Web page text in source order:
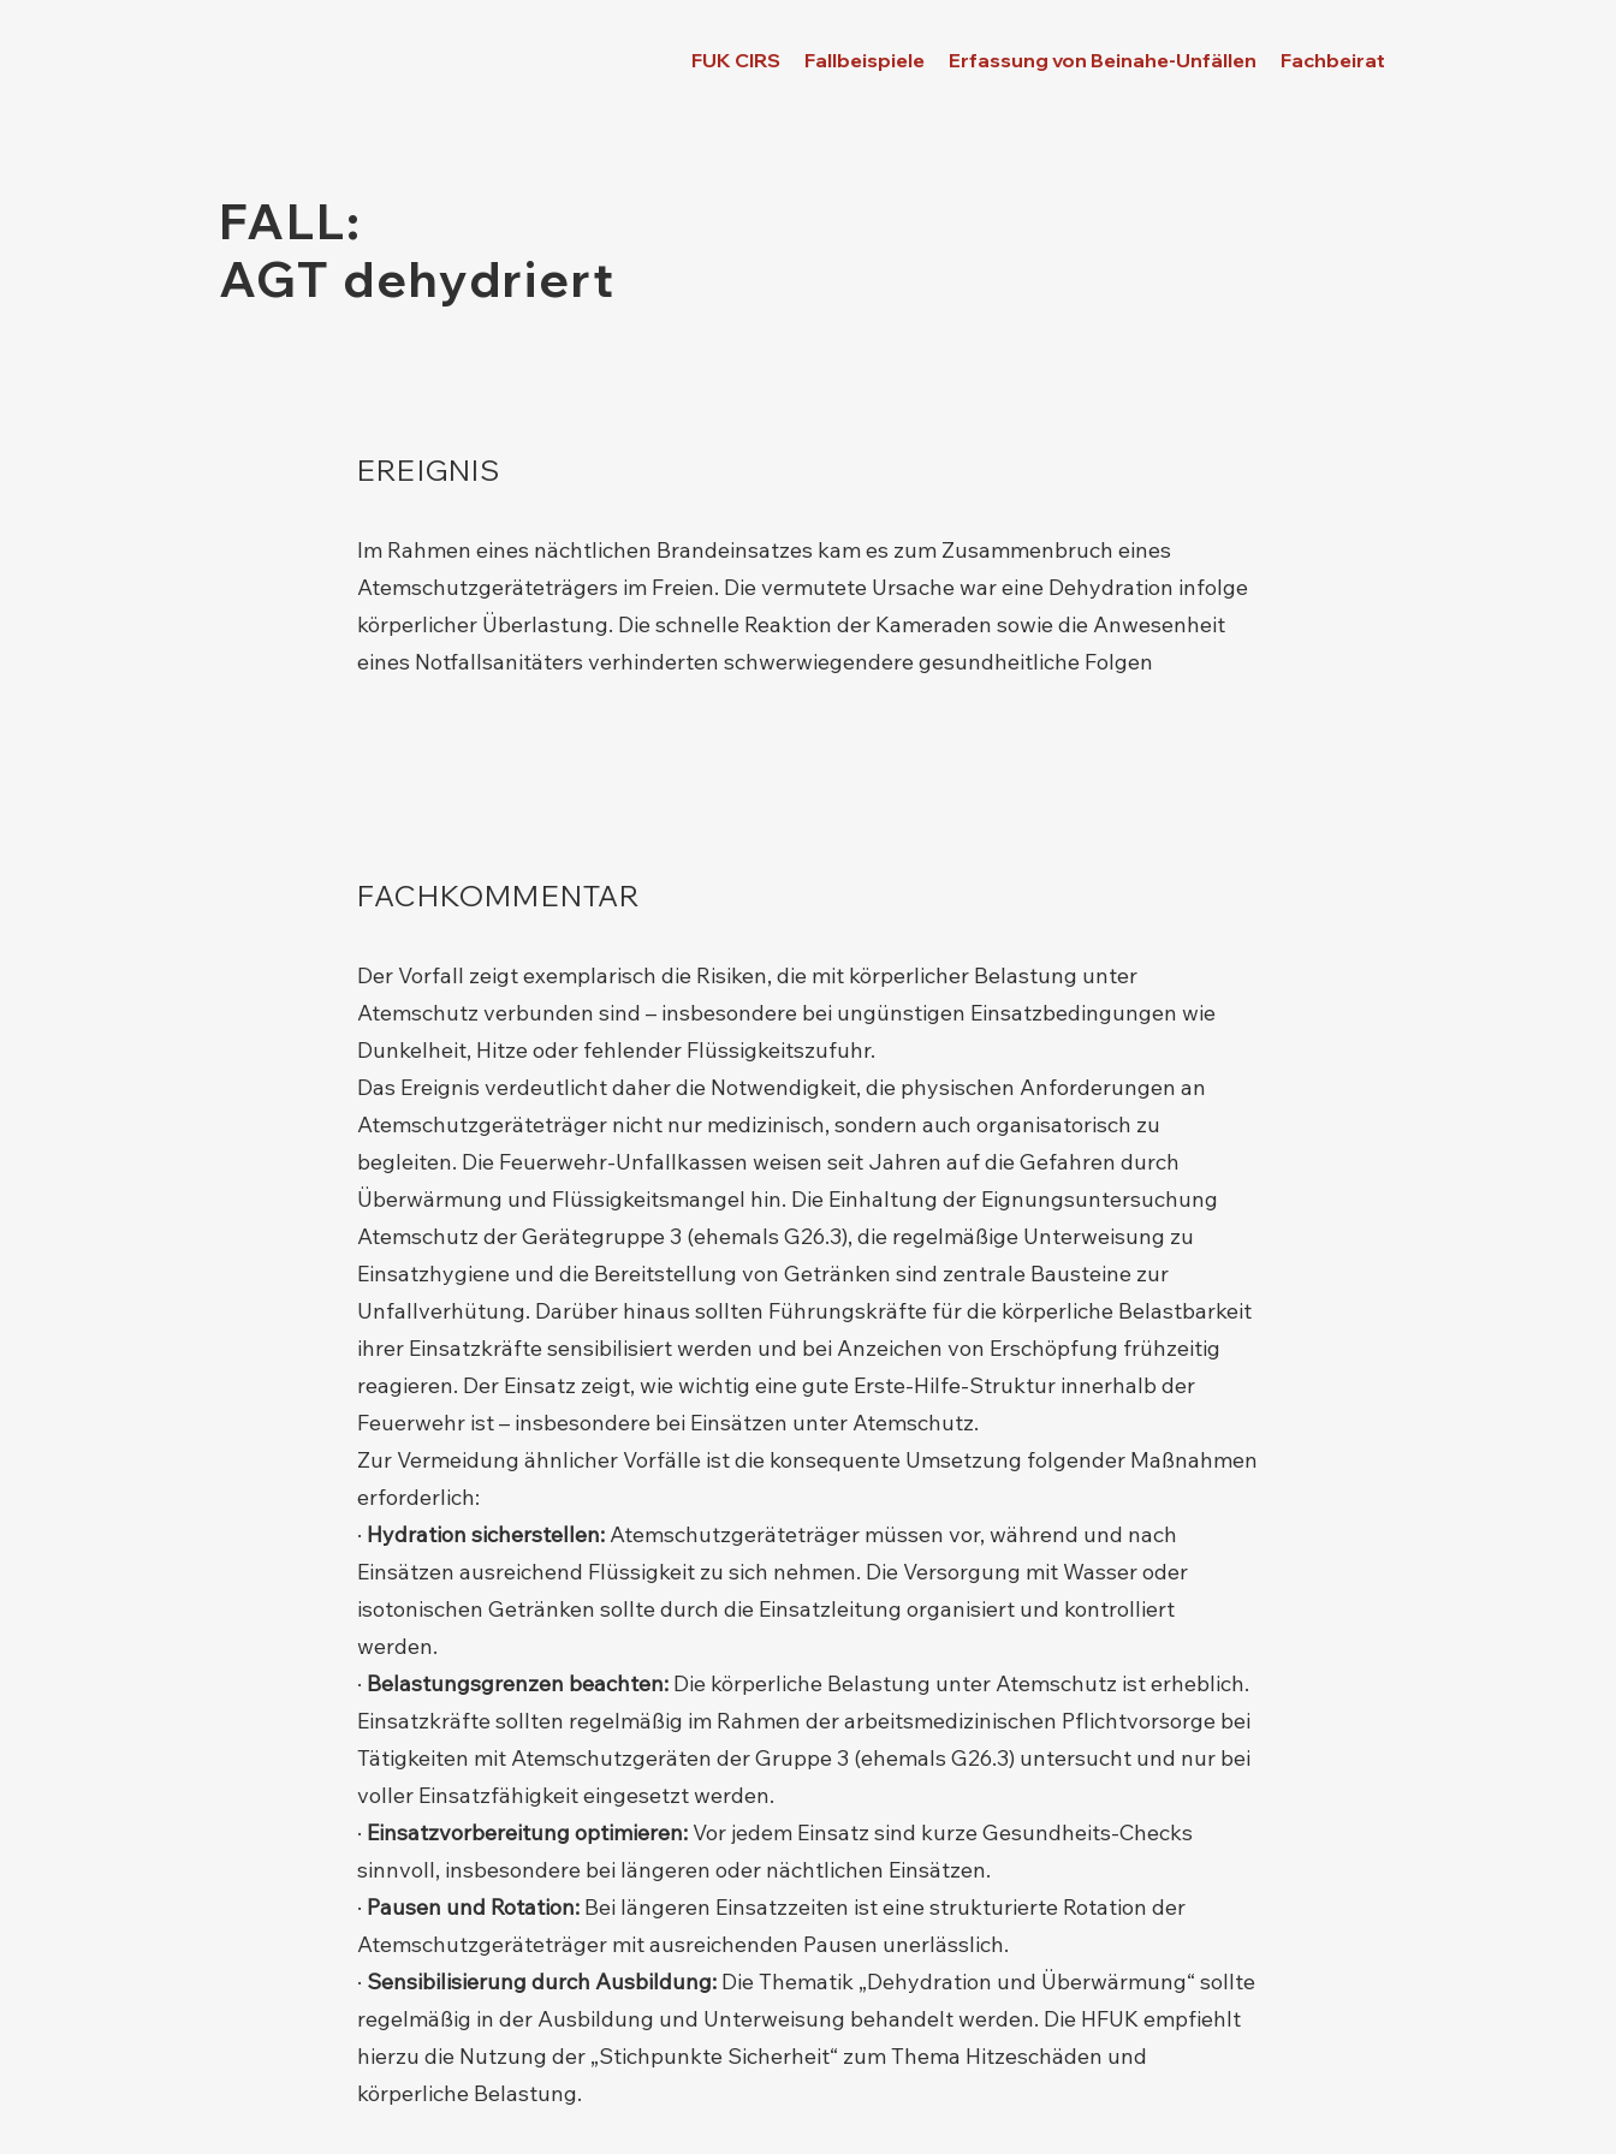
FUK CIRS Fallbeispiele Erfassung von Beinahe-Unfällen Fachbeirat
FALL:
AGT dehydriert
EREIGNIS
Im Rahmen eines nächtlichen Brandeinsatzes kam es zum Zusammenbruch eines
Atemschutzgeräteträgers im Freien. Die vermutete Ursache war eine Dehydration infolge
körperlicher Überlastung. Die schnelle Reaktion der Kameraden sowie die Anwesenheit
eines Notfallsanitäters verhinderten schwerwiegendere gesundheitliche Folgen
FACHKOMMENTAR
Der Vorfall zeigt exemplarisch die Risiken, die mit körperlicher Belastung unter
Atemschutz verbunden sind – insbesondere bei ungünstigen Einsatzbedingungen wie
Dunkelheit, Hitze oder fehlender Flüssigkeitszufuhr.
Das Ereignis verdeutlicht daher die Notwendigkeit, die physischen Anforderungen an
Atemschutzgeräteträger nicht nur medizinisch, sondern auch organisatorisch zu
begleiten. Die Feuerwehr-Unfallkassen weisen seit Jahren auf die Gefahren durch
Überwärmung und Flüssigkeitsmangel hin. Die Einhaltung der Eignungsuntersuchung
Atemschutz der Gerätegruppe 3 (ehemals G26.3), die regelmäßige Unterweisung zu
Einsatzhygiene und die Bereitstellung von Getränken sind zentrale Bausteine zur
Unfallverhütung. Darüber hinaus sollten Führungskräfte für die körperliche Belastbarkeit
ihrer Einsatzkräfte sensibilisiert werden und bei Anzeichen von Erschöpfung frühzeitig
reagieren. Der Einsatz zeigt, wie wichtig eine gute Erste-Hilfe-Struktur innerhalb der
Feuerwehr ist – insbesondere bei Einsätzen unter Atemschutz.
Zur Vermeidung ähnlicher Vorfälle ist die konsequente Umsetzung folgender Maßnahmen
erforderlich:
· Hydration sicherstellen: Atemschutzgeräteträger müssen vor, während und nach
Einsätzen ausreichend Flüssigkeit zu sich nehmen. Die Versorgung mit Wasser oder
isotonischen Getränken sollte durch die Einsatzleitung organisiert und kontrolliert
werden.
· Belastungsgrenzen beachten: Die körperliche Belastung unter Atemschutz ist erheblich.
Einsatzkräfte sollten regelmäßig im Rahmen der arbeitsmedizinischen Pflichtvorsorge bei
Tätigkeiten mit Atemschutzgeräten der Gruppe 3 (ehemals G26.3) untersucht und nur bei
voller Einsatzfähigkeit eingesetzt werden.
· Einsatzvorbereitung optimieren: Vor jedem Einsatz sind kurze Gesundheits-Checks
sinnvoll, insbesondere bei längeren oder nächtlichen Einsätzen.
· Pausen und Rotation: Bei längeren Einsatzzeiten ist eine strukturierte Rotation der
Atemschutzgeräteträger mit ausreichenden Pausen unerlässlich.
· Sensibilisierung durch Ausbildung: Die Thematik „Dehydration und Überwärmung“ sollte
regelmäßig in der Ausbildung und Unterweisung behandelt werden. Die HFUK empfiehlt
hierzu die Nutzung der „Stichpunkte Sicherheit“ zum Thema Hitzeschäden und
körperliche Belastung.